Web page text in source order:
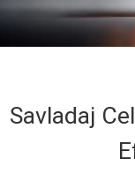
Savladaj